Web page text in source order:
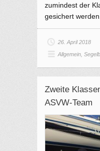
zumindest der
gesichert werden.
26. April 2018
Allgemein
Zweite
ASVW-Team